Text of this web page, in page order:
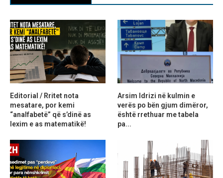
Editorial / Rritet nota
mesatare, por kemi
“analfabetë” që s’dinë as
lexim e as matematikë!
Arsim Idrizi në kulmin e
verës po bën gjum dimëror,
është rrethuar me tabela
pa...